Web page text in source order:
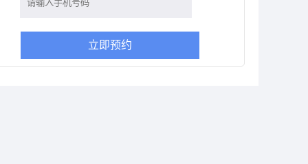
立即预约